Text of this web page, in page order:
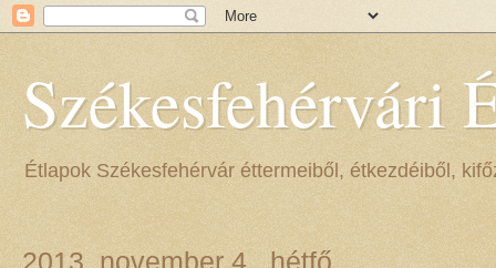
Székesfehérvári
Étlapok Székesfehérvár éttermeiből, étkezdéiből,
2013. november 4., hétfő